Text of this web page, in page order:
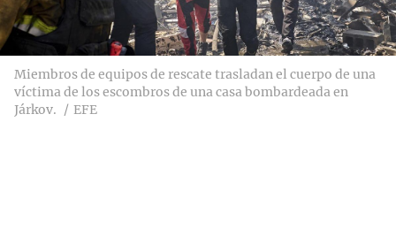
Miembros de equipos de rescate trasladan el cuerpo de una
víctima de los escombros de una casa bombardeada en
Járkov.
EFE